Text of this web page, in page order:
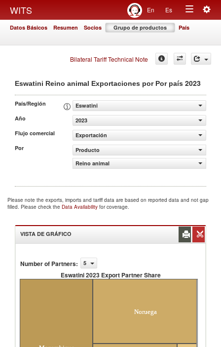
WITS En Es
Toggle
Datos Básicos Resumen Socios Grupo de productos País
Bilateral Tariff Technical Note
Eswatini Reino animal Exportaciones por Por país 2023
País/Región
Eswatini
Año
2023
Flujo comercial
Exportación
Por
Producto
Reino animal
Please note the exports, imports and tariff data are based on reported data and not gap
filled. Please check the Data Availability for coverage.
VISTA DE GRÁFICO
Number of Partners: 5
Eswatini 2023 Export Partner Share
Noruega